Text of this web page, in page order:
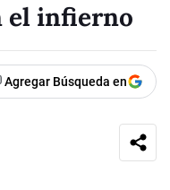
el infierno
Agregar Búsqueda en